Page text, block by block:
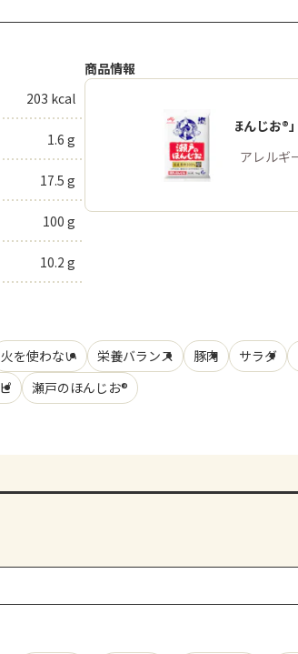
203 kcal
1.6 g
17.5 g
100 g
10.2 g
商品情報
「瀬戸のほんじお®」
商品・アレルギ
みる
火を使わない 栄養バランス 豚肉 サラダ
瀬戸のほんじお®